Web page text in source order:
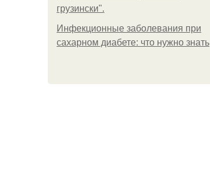
грузински".
Инфекционные заболевания при
сахарном диабете: что нужно знать